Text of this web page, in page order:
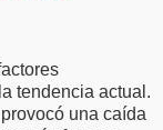
tendencia actual.
una caída